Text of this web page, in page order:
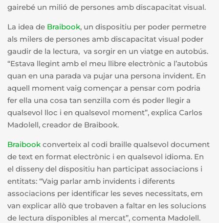
gairebé un milió de persones amb discapacitat visual.
La idea de Braibook, un dispositiu per poder permetre
als milers de persones amb discapacitat visual poder
gaudir de la lectura, va sorgir en un viatge en autobús.
“Estava llegint amb el meu llibre electrònic a l’autobús
quan en una parada va pujar una persona invident. En
aquell moment vaig començar a pensar com podria
fer ella una cosa tan senzilla com és poder llegir a
qualsevol lloc i en qualsevol moment”, explica Carlos
Madolell, creador de Braibook.
Braibook converteix al codi braille qualsevol document
de text en format electrònic i en qualsevol idioma. En
el disseny del dispositiu han participat associacions i
entitats: “Vaig parlar amb invidents i diferents
associacions per identificar les seves necessitats, em
van explicar allò que trobaven a faltar en les solucions
de lectura disponibles al mercat”, comenta Madolell.